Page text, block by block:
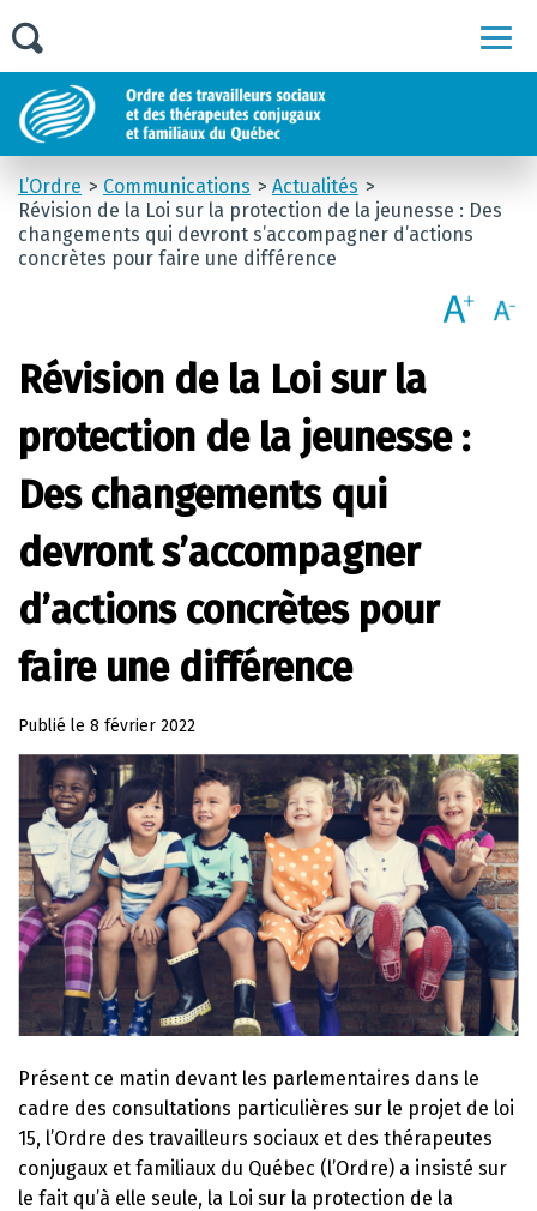
L’Ordre Communications
Actualités
Révision de la Loi sur la protection de la jeunesse : Des
changements qui devront s’accompagner d’actions
concrètes pour faire une différence
Révision de la Loi sur la
protection de la jeunesse :
Des changements qui
devront s’accompagner
d’actions concrètes pour
faire une différence
Publié le 8 février 2022
Présent ce matin devant les parlementaires dans le
cadre des consultations particulières sur le projet de loi
15, l’Ordre des travailleurs sociaux et des thérapeutes
conjugaux et familiaux du Québec (l’Ordre) a insisté sur
le fait qu’à elle seule, la Loi sur la protection de la